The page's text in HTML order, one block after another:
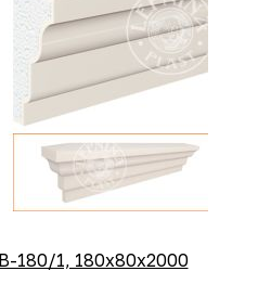
180/1, 180х80х2000